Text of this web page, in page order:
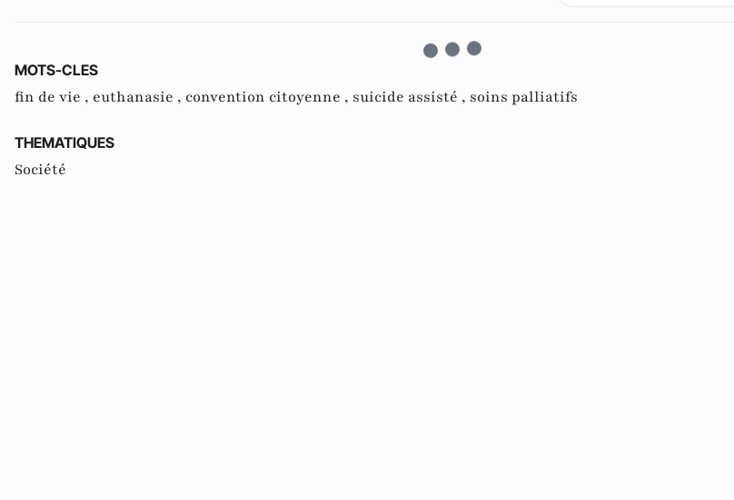
MOTS-CLES
fin de vie , euthanasie , convention citoyenne , suicide assisté , soins palliatifs
THEMATIQUES
Société